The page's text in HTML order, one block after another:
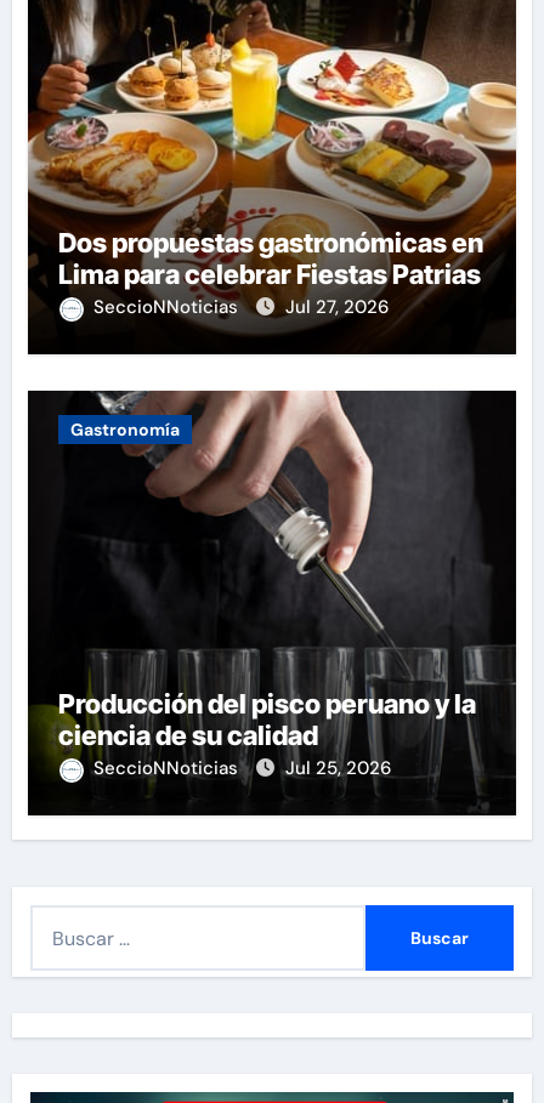
Dos propuestas gastronómicas en
Lima para celebrar Fiestas Patrias
SeccioNNoticias Jul 27, 2026
Gastronomía
Producción del pisco peruano y la
ciencia de su calidad
SeccioNNoticias Jul 25, 2026
r